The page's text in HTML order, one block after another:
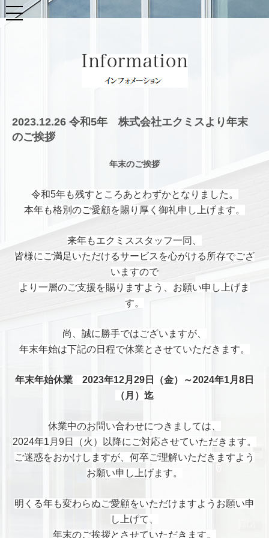
2023.12.26 令和5年 株式会社エクミスより年末
のご挨拶
年末のご挨拶
令和5年も残すところあとわずかとなりました。
本年も格別のご愛顧を賜り厚く御礼申し上げます。
来年もエクミススタッフ一同、
皆様にご満足いただけるサービスを心がける所存でござ
いますので
より一層のご支援を賜りますよう、お願い申し上げま
す。
尚、誠に勝手ではございますが、
年末年始は下記の日程で休業とさせていただきます。
年末年始休業 2023年12月29日（金）～2024年1月8日
（月）迄
休業中のお問い合わせにつきましては、
2024年1月9日（火）以降にご対応させていただきます。
ご迷惑をおかけしますが、何卒ご理解いただきますよう
お願い申し上げます。
明くる年も変わらぬご愛顧をいただけますようお願い申
し上げて、
年末のご挨拶とさせていただきます。